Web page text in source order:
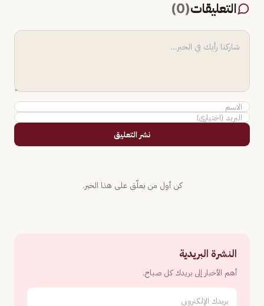
التعليقات(
0
)
نشر التعليق
كن أول من يعلّق على هذا الخبر.
النشرة البريدية
أهم الأخبار إلى بريدك كل صباح.